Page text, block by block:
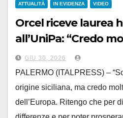
ATTUALITÀ IN EVIDENZA VIDEO
Orcel riceve laurea
all’UniPa: “Credo
dell’Europa”
GIU 30, 2026
PALERMO (ITALPRESS) –
origine siciliana, ma credo
dell’Europa. Ritengo che per